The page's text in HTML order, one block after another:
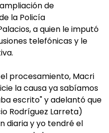
de
la Policía
a quien le imputó
telefónicas y le
procesamiento, Macri
la causa ya sabíamos
escrito" y adelantó que
Rodríguez Larreta)
diaria y yo tendré el